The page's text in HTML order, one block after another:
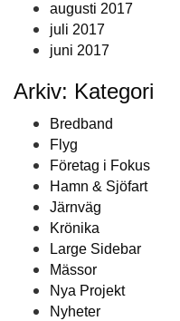
augusti 2017
juli 2017
juni 2017
Arkiv: Kategori
Bredband
Flyg
Företag i Fokus
Hamn & Sjöfart
Järnväg
Krönika
Large Sidebar
Mässor
Nya Projekt
Nyheter